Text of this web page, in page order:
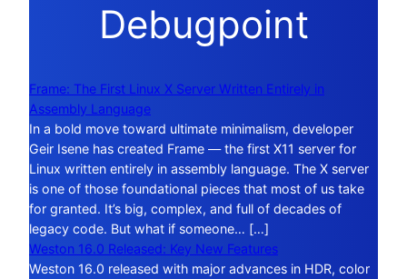
Debugpoint
Frame: The First Linux X Server Written Entirely in
Assembly Language
In a bold move toward ultimate minimalism, developer
Geir Isene has created Frame — the first X11 server for
Linux written entirely in assembly language. The X server
is one of those foundational pieces that most of us take
for granted. It’s big, complex, and full of decades of
legacy code. But what if someone… […]
Weston 16.0 Released: Key New Features
Weston 16.0 released with major advances in HDR, color